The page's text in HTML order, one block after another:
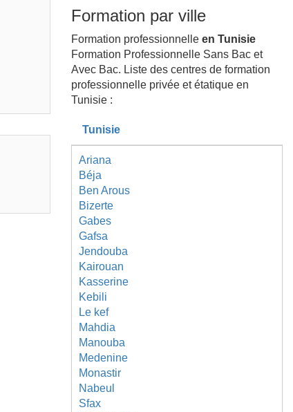
Formation par ville
Formation professionnelle en Tunisie
Formation Professionnelle Sans Bac et
Avec Bac. Liste des centres de formation
professionnelle privée et étatique en
Tunisie :
Tunisie
Ariana
Béja
Ben Arous
Bizerte
Gabes
Gafsa
Jendouba
Kairouan
Kasserine
Kebili
Le kef
Mahdia
Manouba
Medenine
Monastir
Nabeul
Sfax